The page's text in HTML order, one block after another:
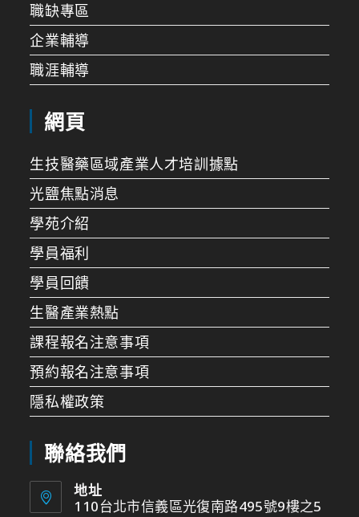
職缺專區
企業輔導
職涯輔導
網頁
生技醫藥區域產業人才培訓據點
光鹽焦點消息
學苑介紹
學員福利
學員回饋
生醫產業熱點
課程報名注意事項
預約報名注意事項
隱私權政策
聯絡我們
地址
110台北市信義區光復南路495號9樓之5